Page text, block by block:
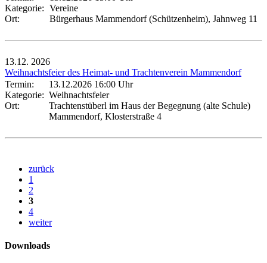
Kategorie: Vereine
Ort:
Bürgerhaus Mammendorf (Schützenheim), Jahnweg 11
13.12. 2026
Weihnachtsfeier des Heimat- und Trachtenverein Mammendorf
Termin:
13.12.2026 16:00 Uhr
Kategorie: Weihnachtsfeier
Ort:
Trachtenstüberl im Haus der Begegnung (alte Schule)
Mammendorf, Klosterstraße 4
zurück
1
2
3
4
weiter
Downloads